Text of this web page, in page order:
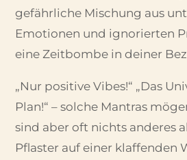
gefährliche Mischung aus
Emotionen und ignorierten
eine Zeitbombe in deiner
„Nur positive Vibes!“ „Das
Plan!“ – solche Mantras
sind aber oft nichts anderes
Pflaster auf einer klaffenden